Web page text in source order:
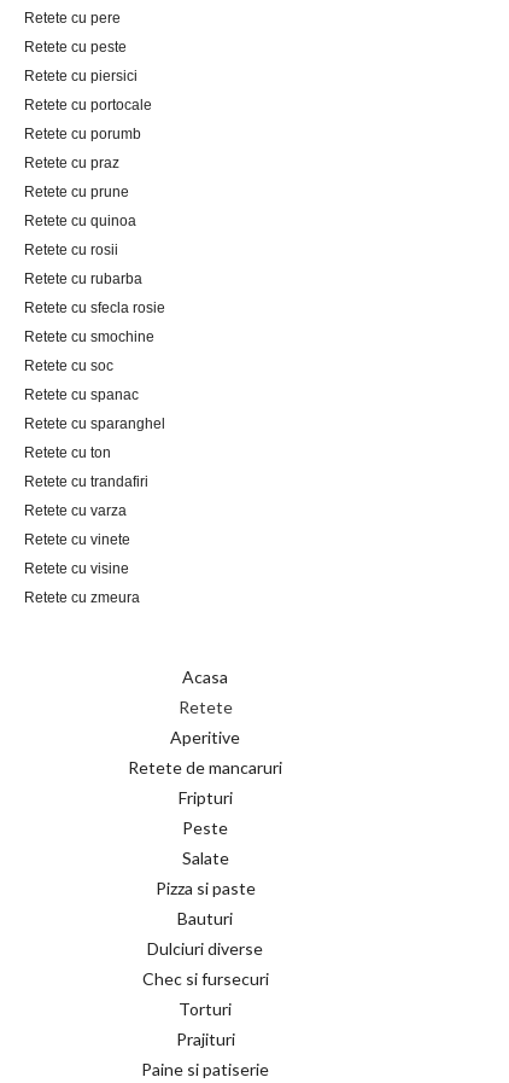
Retete cu pere
Retete cu peste
Retete cu piersici
Retete cu portocale
Retete cu porumb
Retete cu praz
Retete cu prune
Retete cu quinoa
Retete cu rosii
Retete cu rubarba
Retete cu sfecla rosie
Retete cu smochine
Retete cu soc
Retete cu spanac
Retete cu sparanghel
Retete cu ton
Retete cu trandafiri
Retete cu varza
Retete cu vinete
Retete cu visine
Retete cu zmeura
Acasa
Retete
Aperitive
Retete de mancaruri
Fripturi
Peste
Salate
Pizza si paste
Bauturi
Dulciuri diverse
Chec si fursecuri
Torturi
Prajituri
Paine si patiserie